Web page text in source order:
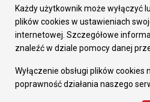
Pozostałe
Deklaracja dostępności
Dane osobowe
Dodaj opinię o witrynie
Każdy użytkownik może wyłączyć
plików cookies w ustawieniach
internetowej. Szczegółowe
znaleźć w dziale pomocy danej
Wyłączenie obsługi plików cookies
poprawność działania naszego